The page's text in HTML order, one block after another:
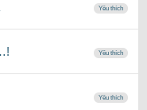
Yêu thích
Yêu thích
Yêu thích